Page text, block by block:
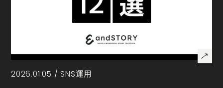
2026.01.05 / SNS運用